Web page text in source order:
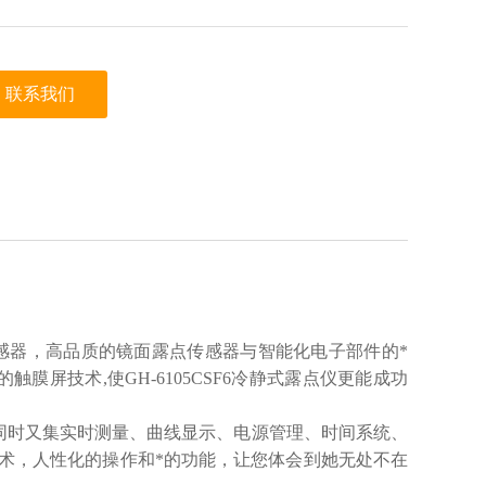
联系我们
，高品质的镜面露点传感器与智能化电子部件的*
膜屏技术,使GH-6105CSF6冷静式露点仪更能成功
又集实时测量、曲线显示、电源管理、时间系统、
，人性化的操作和*的功能，让您体会到她无处不在